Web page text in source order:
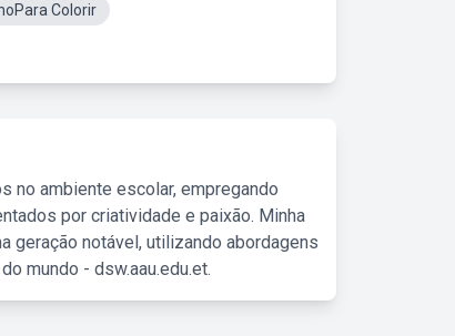
Colorir
no ambiente escolar, empregando
por criatividade e paixão. Minha
geração notável, utilizando abordagens
mundo - dsw.aau.edu.et.